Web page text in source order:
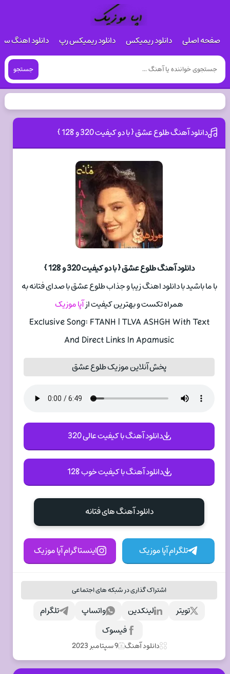
صفحه اصلی دانلود ریمیکس دانلود ریمیکس رپ دانلود اهنگ
جستجو
دانلود آهنگ طلوع عشق { با دو کیفیت 320 و 128 }
دانلود آهنگ طلوع عشق { با دو کیفیت 320 و 128 }
با ما باشید با دانلود اهنگ زیبا و جذاب طلوع عشق با صدای فتانه به
همراه تکست و بهترین کیفیت ازآپا موزیک
Exclusive Song: FTANH | TLVA ASHGH With Text
And Direct Links In Apamusic
پخش آنلاین موزیک طلوع عشق
دانلود آهنگ با کیفیت عالی 320
دانلود آهنگ با کیفیت خوب 128
دانلود آهنگ های فتانه
تلگرام آپا موزیک اینستاگرام آپا موزیک
اشتراک گذاری در شبکه های اجتماعی
تلگرام واتساپ لینکدین
تویتر
فیسوک
دانلود آهنگ 9 سپتامبر 2023